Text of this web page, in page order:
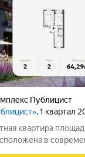
Публицист
, 1 квартал
квартира
в